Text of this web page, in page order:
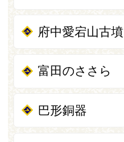
府中愛宕山古墳
富田のささら
巴形銅器